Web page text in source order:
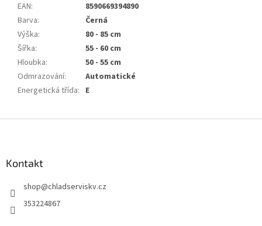
EAN:
8590669394890
Barva:
Černá
Výška:
80 - 85 cm
Šířka:
55 - 60 cm
Hloubka:
50 - 55 cm
Odmrazování:
Automatické
Energetická třída: E
Kontakt
shop@chladserviskv.cz
353224867